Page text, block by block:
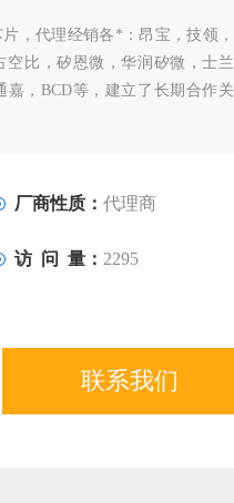
，代理经销各*：昂宝，技领，
比，矽恩微，华润矽微，士兰
，BCD等，建立了长期合作关
厂商性质： 代理商
访 问 量： 2295
联系我们